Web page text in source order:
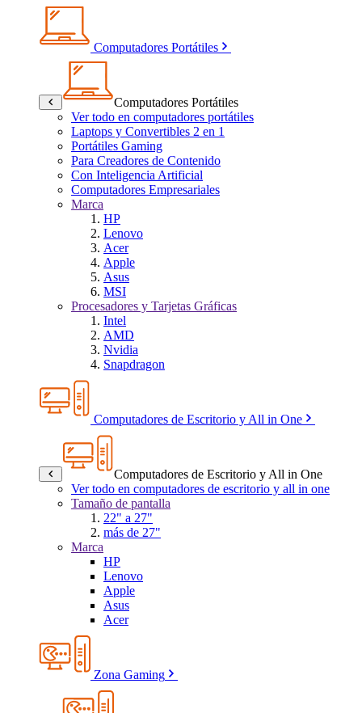
Computadores Portátiles
Computadores Portátiles
Ver todo en computadores portátiles
Laptops y Convertibles 2 en 1
Portátiles Gaming
Para Creadores de Contenido
Con Inteligencia Artificial
Computadores Empresariales
Marca
HP
Lenovo
Acer
Apple
Asus
MSI
Procesadores y Tarjetas Gráficas
Intel
AMD
Nvidia
Snapdragon
Computadores de Escritorio y All in One
Computadores de Escritorio y All in One
Ver todo en computadores de escritorio y all in one
Tamaño de pantalla
22" a 27"
más de 27"
Marca
HP
Lenovo
Apple
Asus
Acer
Zona Gaming